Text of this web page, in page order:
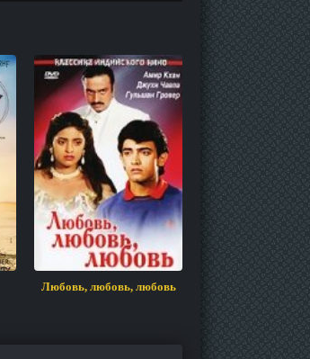
Любовь, любовь, любовь Брак по